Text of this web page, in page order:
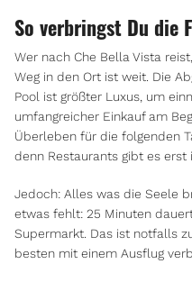
So verbringst Du die
Wer nach Che Bella Vista
Weg in den Ort ist weit. Die
Pool ist größter Luxus, um
umfangreicher Einkauf am
Überleben für die folgenden
denn Restaurants gibt es erst
Jedoch: Alles was die Seele
etwas fehlt: 25 Minuten
Supermarkt. Das ist notfalls
besten mit einem Ausflug